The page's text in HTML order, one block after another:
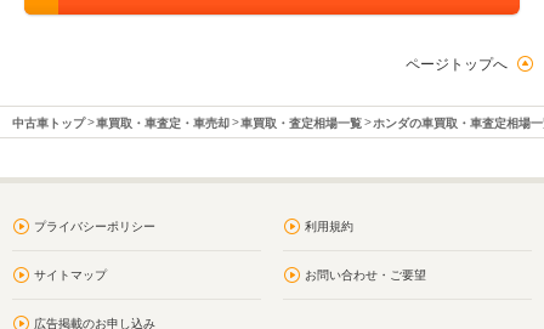
ページトップへ
中古車トップ 車買取・車査定・車売却 車買取・査定相場一覧 ホンダの車買取・車査定相場
プライバシーポリシー 利用規約
サイトマップ お問い合わせ・ご要望
広告掲載のお申し込み